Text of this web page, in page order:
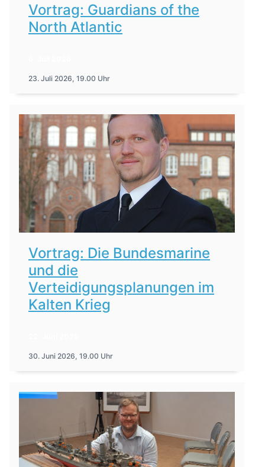
Vortrag: Guardians of the
North Atlantic
23. Juli 2026, 19.00 Uhr
Vortrag: Die Bundesmarine
und die
Verteidigungsplanungen im
Kalten Krieg
30. Juni 2026, 19.00 Uhr